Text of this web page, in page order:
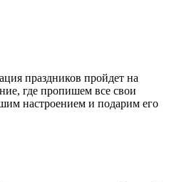
праздников пройдет на
где пропишем все свои
настроением и подарим его